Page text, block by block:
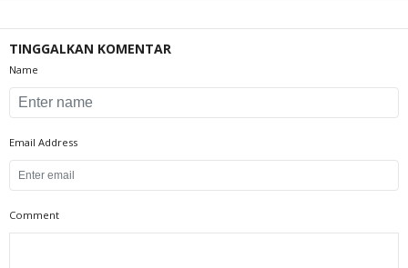
TINGGALKAN KOMENTAR
Name
Email Address
Comment